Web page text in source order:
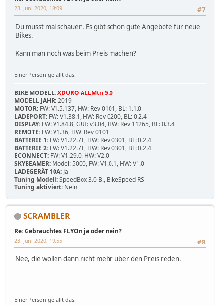
#7
23. Juni 2020, 18:09
Du musst mal schauen. Es gibt schon gute Angebote für neue
Bikes.
Kann man noch was beim Preis machen?
Einer Person gefällt das.
BIKE MODELL:XDURO ALLMtn 5.0
MODELL JAHR:2019
MOTOR: FW: V1.5.137, HW: Rev 0101, BL: 1.1.0
LADEPORT: FW: V1.38.1, HW: Rev 0200, BL: 0.2.4
DISPLAY: FW: V1.84.8, GUI: v3.04, HW: Rev 11265, BL: 0.3.4
REMOTE: FW: V1.36, HW: Rev 0101
BATTERIE 1: FW: V1.22.71, HW: Rev 0301, BL: 0.2.4
BATTERIE 2: FW: V1.22.71, HW: Rev 0301, BL: 0.2.4
ECONNECT: FW: V1.29.0, HW: V2.0
SKYBEAMER: Model: 5000, FW: V1.0.1, HW: V1.0
LADEGERÄT 10A: Ja
Tuning Modell:SpeedBox 3.0 B., BikeSpeed-RS
Tuning aktiviert: Nein
SCRAMBLER
Re: Gebrauchtes FLYOn ja oder nein?
#8
23. Juni 2020, 19:55
Nee, die wollen dann nicht mehr über den Preis reden.
Einer Person gefällt das.